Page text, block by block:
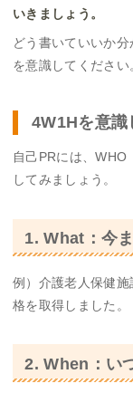
いきましょう。
どう書いていいか
を意識してください
4W1Hを意識
自己PRには、
してみましょう。
1. What：今
例）介護老人保健
格を取得しました。
2. When：い